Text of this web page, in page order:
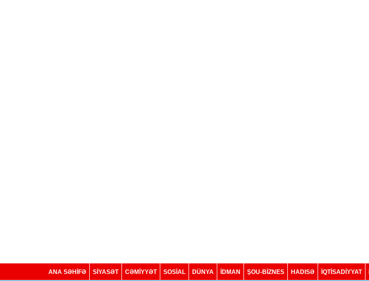
ANA SƏHİFƏ SİYASƏT CƏMİYYƏT SOSIAL DÜNYA İDMAN ŞOU-BİZNES HADISƏ İQTISADIYYAT